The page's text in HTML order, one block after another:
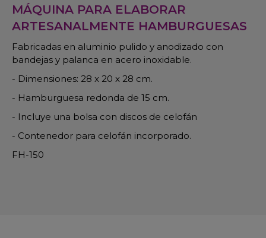
MÁQUINA PARA ELABORAR
ARTESANALMENTE HAMBURGUESAS
Fabricadas en aluminio pulido y anodizado con
bandejas y palanca en acero inoxidable.
- Dimensiones: 28 x 20 x 28 cm.
- Hamburguesa redonda de 15 cm.
- Incluye una bolsa con discos de celofán
- Contenedor para celofán incorporado.
FH-150